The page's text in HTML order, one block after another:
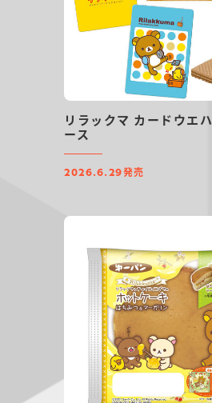
リラックマ カードウエハ
ース
2026.6.29発売